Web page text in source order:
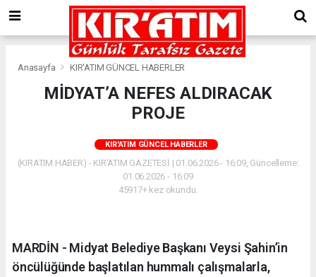
Anasayfa KIR'ATIM GÜNCEL HABERLER
MİDYAT’A NEFES ALDIRACAK
PROJE
KIR'ATIM GÜNCEL HABERLER
(KIRATIM HABER) - KIR'ATIM GAZETESİ | 01.06.2026 - 16:09, Güncelleme:
01.06.2026 - 16:09
45917+ kez okundu.
MARDİN - Midyat Belediye Başkanı Veysi Şahin’in
öncülüğünde başlatılan hummalı çalışmalarla,